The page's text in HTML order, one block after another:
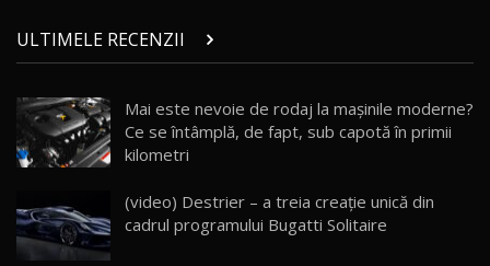
28
Noul Geely Monjaro 2025! Mai ieftin și mai
dotat / Test Drive AutoBlog.MD
29
ZEEKR 9X - PRIMUL TEST DRIVE ÎN ROMÂNĂ!
CUM SE CONDUCE?
33:40
30
Primele impresii despre BYD Seal U DM-i,
Sealion 7 și Seal 5 DM-i / Test Drive
ULTIMELE RECENZII
Mai este nevoie de rodaj la mașinile moderne?
Ce se întâmplă, de fapt, sub capotă în primii
kilometri
(video) Destrier – a treia creație unică din
cadrul programului Bugatti Solitaire